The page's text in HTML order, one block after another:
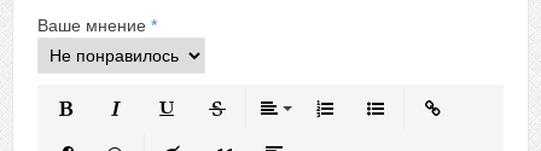
Ваше мнение *
Маркированный
Вставить